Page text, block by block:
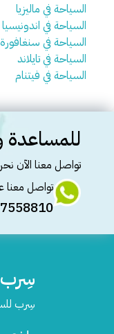
السياحة في ماليزيا
السياحة في اندونيسيا
السياحة في سنغافورة
السياحة في تايلاند
السياحة في فيتنام
للمساعدة
تواصل معنا الآن نحن متواجدون 24
تواصل معنا
سِرب
سِرب